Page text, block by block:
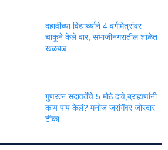
दहावीच्या विद्यार्थ्याने 4 वर्गमित्रांवर
चाकूने केले वार; संभाजीनगरातील शाळेत
खळबळ
गुणरत्न सदावर्तेंचे 5 मोठे दावे,ब्राह्मणांनी
काय पाप केलं? मनोज जरांगेंवर जोरदार
टीका